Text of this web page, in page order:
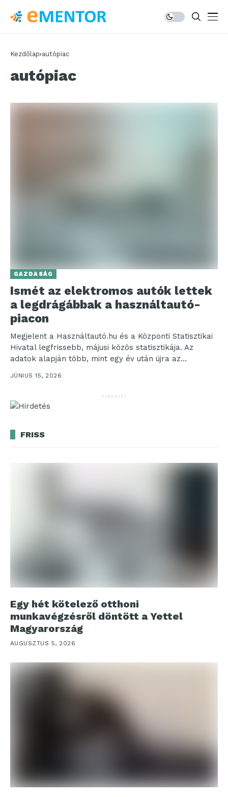
Kezdőlap autópiac
autópiac
GAZDASÁG
Ismét az elektromos autók lettek
a legdrágábbak a használtautó-
piacon
Megjelent a Használtautó.hu és a Központi Statisztikai
Hivatal legfrissebb, májusi közös statisztikája. Az
adatok alapján több, mint egy év után újra az
elektromos...
JÚNIUS 15, 2026
HIRDETÉS
FRISS
Egy hét kötelező otthoni
munkavégzésről döntött a Yettel
Magyarország
AUGUSZTUS 5, 2026